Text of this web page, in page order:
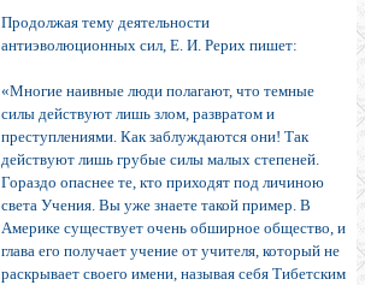
Продолжая тему деятельности
антиэволюционных сил, Е. И. Рерих пишет:
«Многие наивные люди полагают, что темные
силы действуют лишь злом, развратом и
преступлениями. Как заблуждаются они! Так
действуют лишь грубые силы малых степеней.
Гораздо опаснее те, кто приходят под личиною
света Учения. Вы уже знаете такой пример. В
Америке существует очень обширное общество, и
глава его получает учение от учителя, который не
раскрывает своего имени, называя себя Тибетским